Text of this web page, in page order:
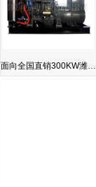
面向全国直销300KW潍…